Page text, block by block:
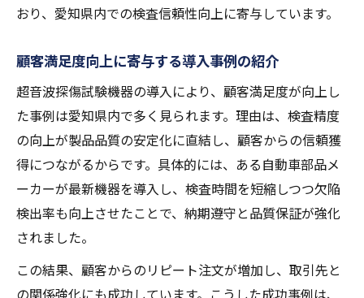
おり、愛知県内での検査信頼性向上に寄与しています。
顧客満足度向上に寄与する導入事例の紹介
超音波探傷試験機器の導入により、顧客満足度が向上し
た事例は愛知県内で多く見られます。理由は、検査精度
の向上が製品品質の安定化に直結し、顧客からの信頼獲
得につながるからです。具体的には、ある自動車部品メ
ーカーが最新機器を導入し、検査時間を短縮しつつ欠陥
検出率も向上させたことで、納期遵守と品質保証が強化
されました。
この結果、顧客からのリピート注文が増加し、取引先と